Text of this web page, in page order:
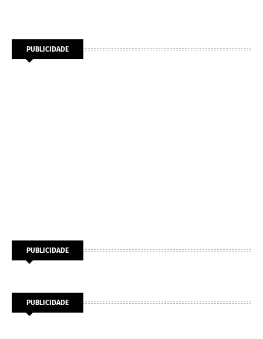
PUBLICIDADE
PUBLICIDADE
PUBLICIDADE